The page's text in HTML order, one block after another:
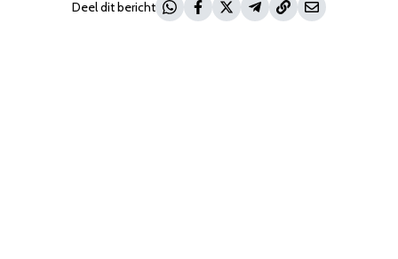
Deel dit bericht